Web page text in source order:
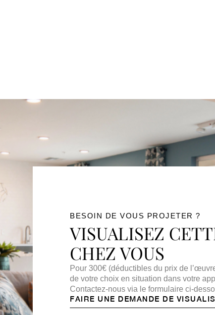
BESOIN DE VOUS PROJETER ?
VISUALISEZ
CHEZ VOUS
Pour 300€ (déductibles du prix de
de votre choix en situation dans votre
Contactez-nous via le formulaire ci-
FAIRE UNE DEMANDE DE